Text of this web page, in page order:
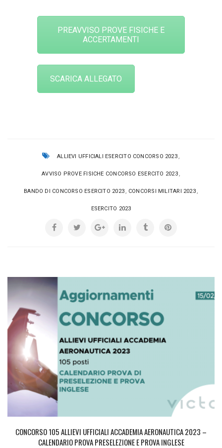
PREAVVISO PROVE FISICHE E
ACCERTAMENTI
SCARICA ALLEGATO
ALLIEVI UFFICIALI ESERCITO CONCORSO 2023 ,
AVVISO PROVE FISICHE CONCORSO ESERCITO 2023 ,
BANDO DI CONCORSO ESERCITO 2023 , CONCORSI MILITARI 2023 ,
ESERCITO 2023
CONCORSO 105 ALLIEVI UFFICIALI ACCADEMIA AERONAUTICA 2023 –
CALENDARIO PROVA PRESELEZIONE E PROVA INGLESE